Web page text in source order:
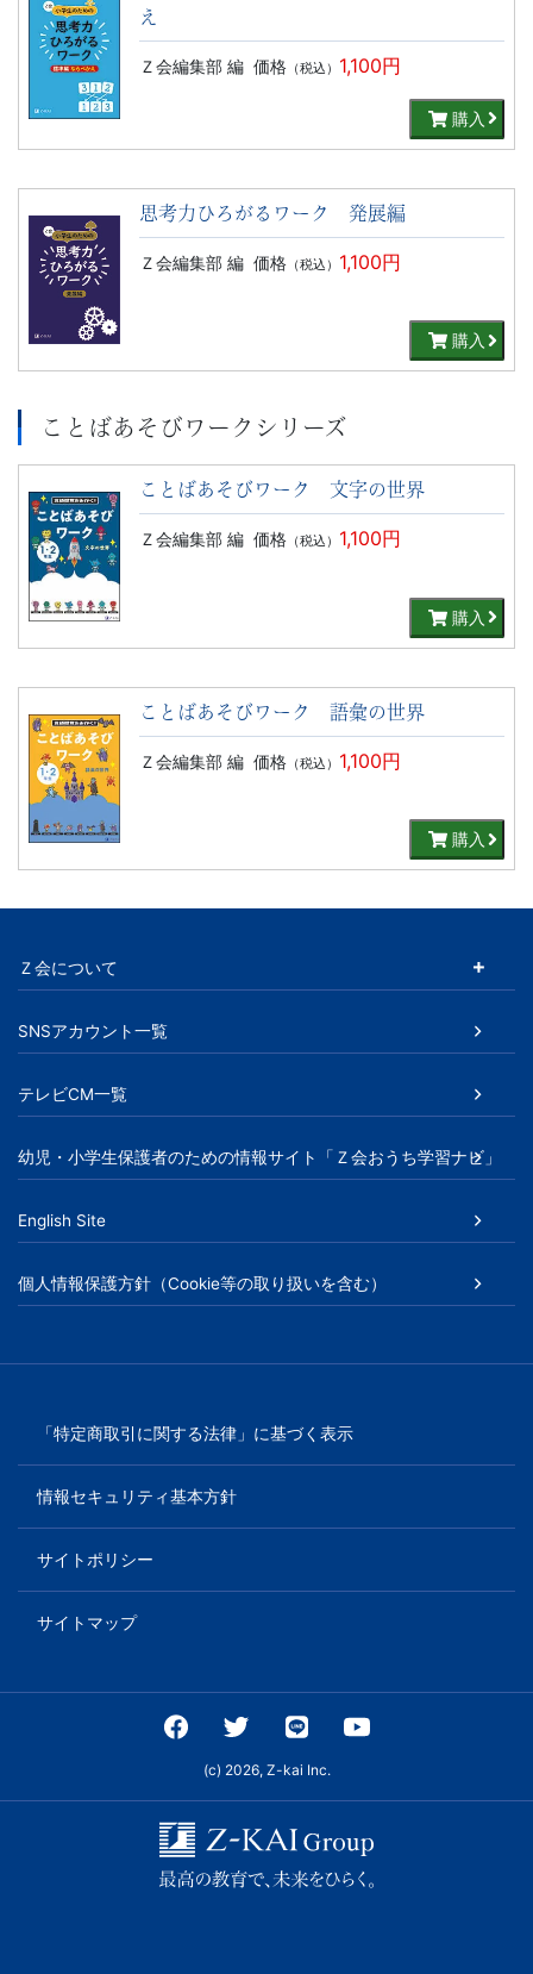
え
Ｚ会編集部 編 価格（税込） 1,100円
購入
思考力ひろがるワーク 発展編
Ｚ会編集部 編 価格（税込） 1,100円
購入
ことばあそびワークシリーズ
ことばあそびワーク 文字の世界
Ｚ会編集部 編 価格（税込） 1,100円
購入
ことばあそびワーク 語彙の世界
Ｚ会編集部 編 価格（税込） 1,100円
購入
Ｚ会について
SNSアカウント一覧
テレビCM一覧
幼児・小学生保護者のための情報サイト「Ｚ会おうち学習ナビ」
English Site
個人情報保護方針（Cookie等の取り扱いを含む）
「特定商取引に関する法律」に基づく表示
情報セキュリティ基本方針
サイトポリシー
サイトマップ
(c) 2026, Z-kai Inc.